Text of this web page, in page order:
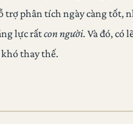
trợ phân tích ngày càng tốt,
lực rấtcon người. Và đó, có
thay thế.